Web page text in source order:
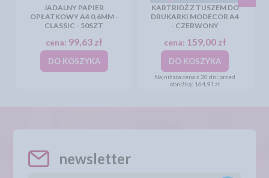
JADALNY PAPIER
OPŁATKOWY A4 0,6MM -
CLASSIC - 50SZT
cena: 99,63 zł
DO KOSZYKA
KARTRIDŻ Z TUSZEM DO
DRUKARKI MODECOR A4
- CZERWONY
cena: 159,00 zł
DO KOSZYKA
Najniższa cena z 30 dni przed
obniżką: 164,91 zł
newsletter